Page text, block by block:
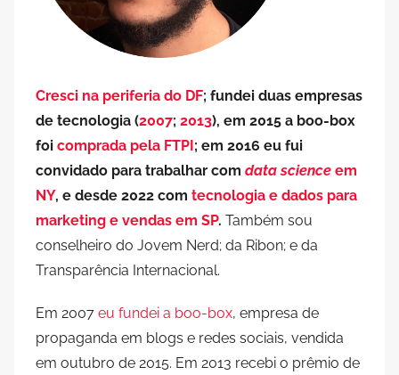
Cresci na periferia do DF; fundei duas empresas
de tecnologia (2007; 2013), em 2015 a boo-box
foi comprada pela FTPI; em 2016 eu fui
convidado para trabalhar com data science em
NY, e desde 2022 com tecnologia e dados para
marketing e vendas em SP. Também sou
conselheiro do Jovem Nerd; da Ribon; e da
Transparência Internacional.
Em 2007 eu fundei a boo-box, empresa de
propaganda em blogs e redes sociais, vendida
em outubro de 2015. Em 2013 recebi o prêmio de